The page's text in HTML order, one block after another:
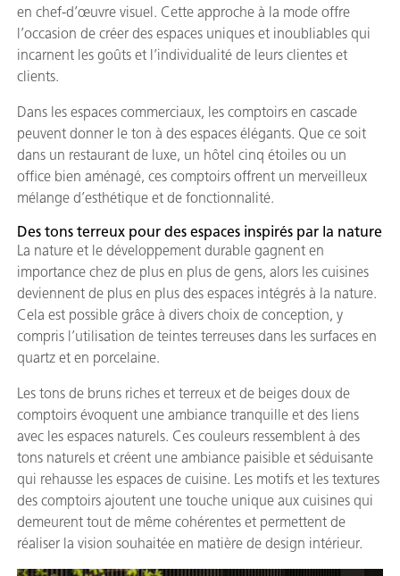
en chef-d’œuvre visuel. Cette approche à la mode offre
l’occasion de créer des espaces uniques et inoubliables qui
incarnent les goûts et l’individualité de leurs clientes et
clients.
Dans les espaces commerciaux, les comptoirs en cascade
peuvent donner le ton à des espaces élégants. Que ce soit
dans un restaurant de luxe, un hôtel cinq étoiles ou un
office bien aménagé, ces comptoirs offrent un merveilleux
mélange d’esthétique et de fonctionnalité.
Des tons terreux pour des espaces inspirés par la nature
La nature et le développement durable gagnent en
importance chez de plus en plus de gens, alors les cuisines
deviennent de plus en plus des espaces intégrés à la nature.
Cela est possible grâce à divers choix de conception, y
compris l’utilisation de teintes terreuses dans les surfaces en
quartz et en porcelaine.
Les tons de bruns riches et terreux et de beiges doux de
comptoirs évoquent une ambiance tranquille et des liens
avec les espaces naturels. Ces couleurs ressemblent à des
tons naturels et créent une ambiance paisible et séduisante
qui rehausse les espaces de cuisine. Les motifs et les textures
des comptoirs ajoutent une touche unique aux cuisines qui
demeurent tout de même cohérentes et permettent de
réaliser la vision souhaitée en matière de design intérieur.